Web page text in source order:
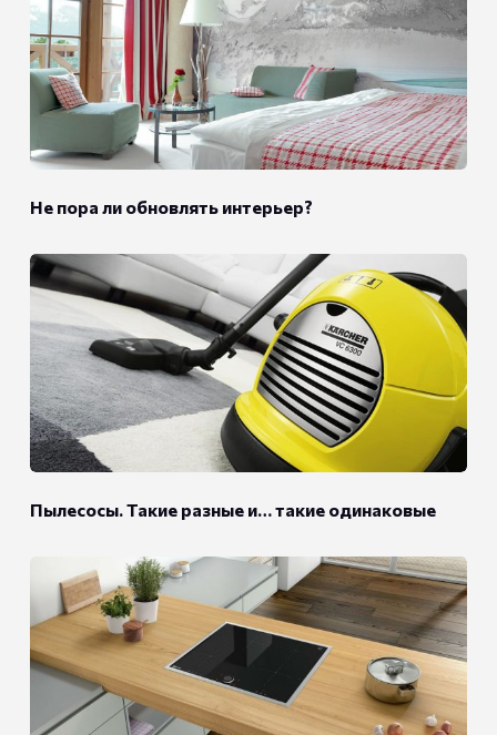
Не пора ли обновлять интерьер?
Пылесосы. Такие разные и… такие одинаковые